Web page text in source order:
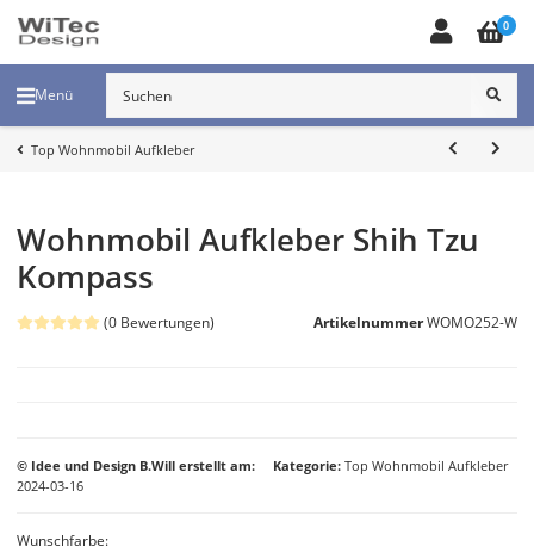
Menü
0
Top Wohnmobil Aufkleber
Wohnmobil Aufkleber Shih Tzu
Kompass
(0 Bewertungen) ArtikelnummerWOMO252-W
© Idee und Design B.Will erstellt am:
2024-03-16
Kategorie Top Wohnmobil Aufkleber
Wunschfarbe: